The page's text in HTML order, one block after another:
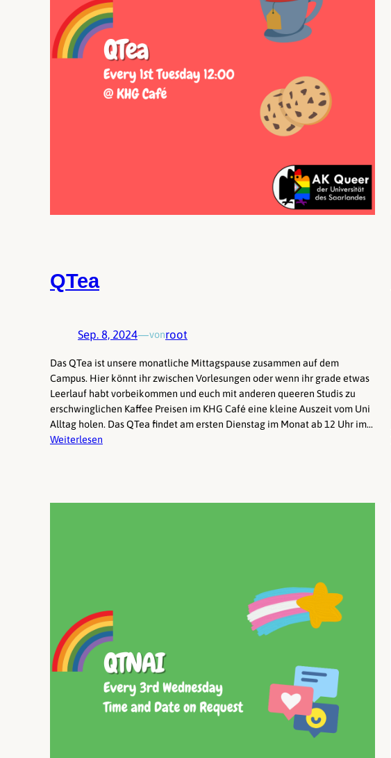
QTea
Sep. 8, 2024—vonroot
Das QTea ist unsere monatliche Mittagspause zusammen auf dem
Campus. Hier könnt ihr zwischen Vorlesungen oder wenn ihr grade etwas
Leerlauf habt vorbeikommen und euch mit anderen queeren Studis zu
erschwinglichen Kaffee Preisen im KHG Café eine kleine Auszeit vom Uni
Alltag holen. Das QTea findet am ersten Dienstag im Monat ab 12 Uhr im…
Weiterlesen